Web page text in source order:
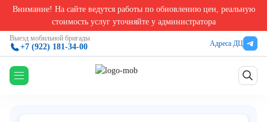
Внимание! На сайте ведутся работы по обновлению цен, реальную
стоимость услуг уточняйте у администратора
Выезд мобильной бригады
+7 (922) 181-34-00 Адреса ДЦ
Анализы мочи в Екатеринбурге Катехоламины (адреналин, норадреналин,
Катехоламины (адреналин,
норадреналин, дофамин) в моче
Комплекс